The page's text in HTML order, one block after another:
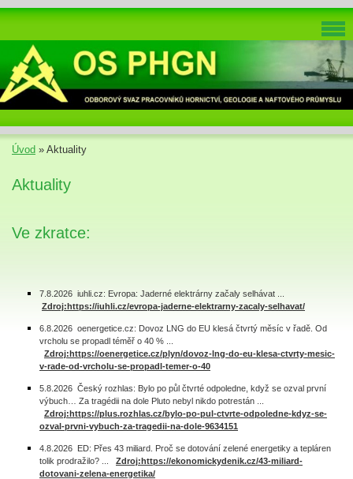
Úvod » Aktuality
Aktuality
Ve zkratce:
7.8.2026 iuhli.cz: Evropa: Jaderné elektrárny začaly selhávat ...
Zdroj:https://iuhli.cz/evropa-jaderne-elektrarny-zacaly-selhavat/
6.8.2026 oenergetice.cz: Dovoz LNG do EU klesá čtvrtý měsíc v řadě. Od
vrcholu se propadl téměř o 40 % ...
Zdroj:https://oenergetice.cz/plyn/dovoz-lng-do-eu-klesa-ctvrty-mesic-
v-rade-od-vrcholu-se-propadl-temer-o-40
5.8.2026 Český rozhlas: Bylo po půl čtvrté odpoledne, když se ozval první
výbuch… Za tragédii na dole Pluto nebyl nikdo potrestán ...
Zdroj:https://plus.rozhlas.cz/bylo-po-pul-ctvrte-odpoledne-kdyz-se-
ozval-prvni-vybuch-za-tragedii-na-dole-9634151
4.8.2026 ED: Přes 43 miliard. Proč se dotování zelené energetiky a tepláren
tolik prodražilo? ... Zdroj:https://ekonomickydenik.cz/43-miliard-
dotovani-zelena-energetika/